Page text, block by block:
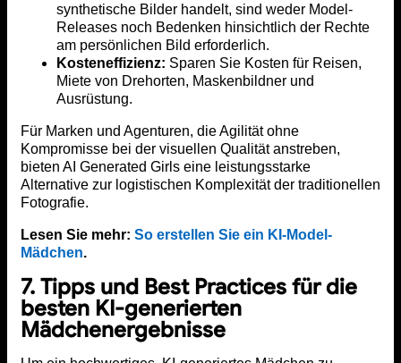
synthetische Bilder handelt, sind weder Model-
Releases noch Bedenken hinsichtlich der Rechte
am persönlichen Bild erforderlich.
Kosteneffizienz: Sparen Sie Kosten für Reisen,
Miete von Drehorten, Maskenbildner und
Ausrüstung.
Für Marken und Agenturen, die Agilität ohne
Kompromisse bei der visuellen Qualität anstreben,
bieten AI Generated Girls eine leistungsstarke
Alternative zur logistischen Komplexität der traditionellen
Fotografie.
Lesen Sie mehr: So erstellen Sie ein KI-Model-
Mädchen.
7. Tipps und Best Practices für die
besten KI-generierten
Mädchenergebnisse